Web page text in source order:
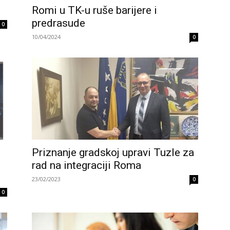
0
Romi u TK-u ruše barijere i
predrasude
10/04/2024 0
0
Priznanje gradskoj upravi Tuzle za
rad na integraciji Roma
23/02/2023 0